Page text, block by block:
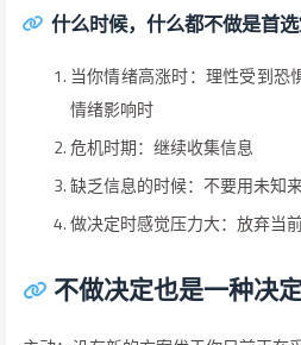
什么时候，什么都不做是首选
当你情绪高涨时：理性受到恐
情绪影响时
危机时期：继续收集信息
缺乏信息的时候：不要用未知
做决定时感觉压力大：放弃当
不做决定也是一种决